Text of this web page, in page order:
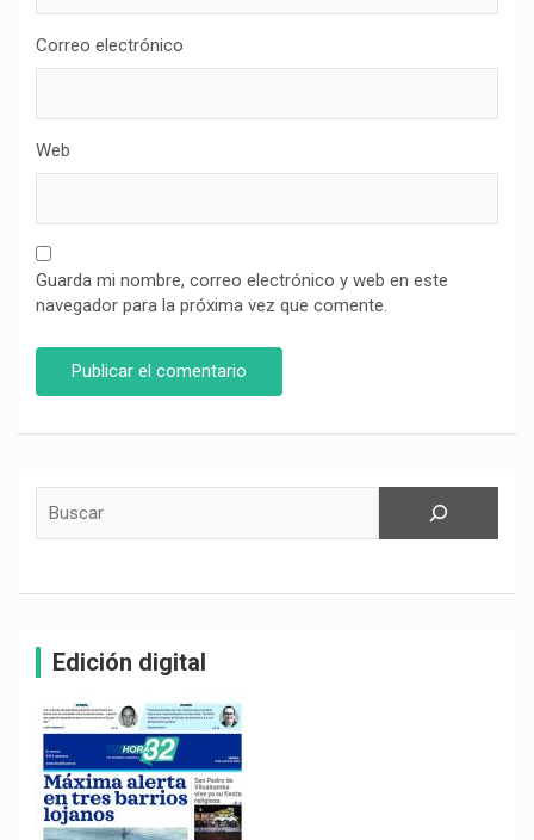
Correo electrónico
Web
Guarda mi nombre, correo electrónico y web en este
navegador para la próxima vez que comente.
Edición digital